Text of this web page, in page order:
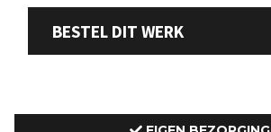
BESTEL DIT WERK